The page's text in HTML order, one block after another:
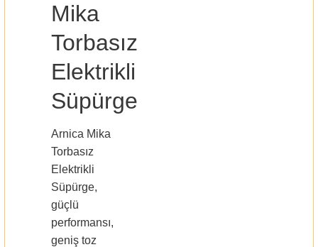
Mika
Torbasız
Elektrikli
Süpürge
Arnica Mika
Torbasız
Elektrikli
Süpürge,
güçlü
performansı,
geniş toz